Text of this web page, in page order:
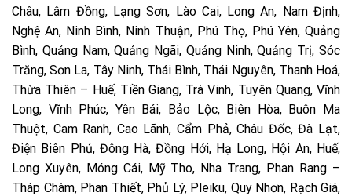
Châu, Lâm Đồng, Lạng Sơn, Lào Cai, Long An, Nam Định,
Nghệ An, Ninh Bình, Ninh Thuận, Phú Thọ, Phú Yên, Quảng
Bình, Quảng Nam, Quảng Ngãi, Quảng Ninh, Quảng Trị, Sóc
Trăng, Sơn La, Tây Ninh, Thái Bình, Thái Nguyên, Thanh Hoá,
Thừa Thiên – Huế, Tiền Giang, Trà Vinh, Tuyên Quang, Vĩnh
Long, Vĩnh Phúc, Yên Bái, Bảo Lộc, Biên Hòa, Buôn Ma
Thuột, Cam Ranh, Cao Lãnh, Cẩm Phả, Châu Đốc, Đà Lạt,
Điện Biên Phủ, Đông Hà, Đồng Hới, Hạ Long, Hội An, Huế,
Long Xuyên, Móng Cái, Mỹ Tho, Nha Trang, Phan Rang –
Tháp Chàm, Phan Thiết, Phủ Lý, Pleiku, Quy Nhơn, Rạch Giá,